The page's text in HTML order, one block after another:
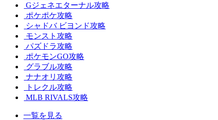
Gジェネエターナル攻略
ポケポケ攻略
シャドバ ビヨンド攻略
モンスト攻略
パズドラ攻略
ポケモンGO攻略
グラブル攻略
ナナオリ攻略
トレクル攻略
MLB RIVALS攻略
一覧を見る